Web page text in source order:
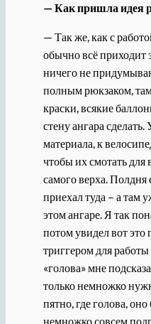
— Как пришла идея
— Так же, как с
обычно всё приходит
ничего не
полным рюкзаком,
краски, всякие
стену ангара
материала, к
чтобы их смотать для
самого верха. Полдня
приехал туда – а там
этом ангаре. Я так
потом увидел вот это
триггером для
«голова» мне
только немножко
пятно, где голова,
немножко совсем